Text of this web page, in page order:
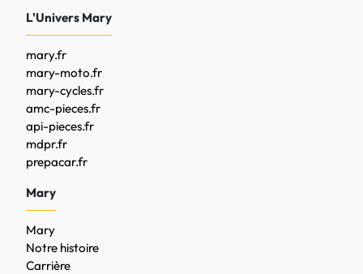
L'Univers Mary
mary.fr
mary-moto.fr
mary-cycles.fr
amc-pieces.fr
api-pieces.fr
mdpr.fr
prepacar.fr
Mary
Mary
Notre histoire
Carrière